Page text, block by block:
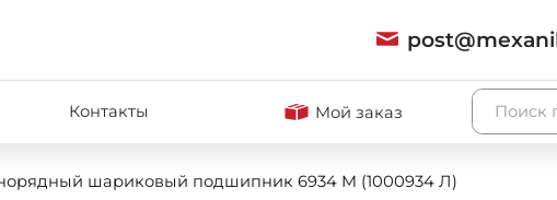
Контакты Мой заказ
шариковый подшипник 6934 M (1000934 Л)